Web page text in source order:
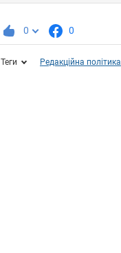
0 0
Теги Редакційна політика